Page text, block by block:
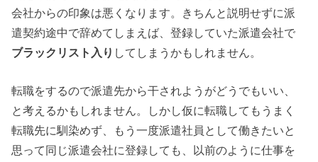
会社からの印象は悪くなります。きちんと説明せずに派
遣契約途中で辞めてしまえば、登録していた派遣会社で
ブラックリスト入り してしまうかもしれません。
転職をするので派遣先から干されようがどうでもいい、
と考えるかもしれません。しかし仮に転職してもうまく
転職先に馴染めず、もう一度派遣社員として働きたいと
思って同じ派遣会社に登録しても、以前のように仕事を